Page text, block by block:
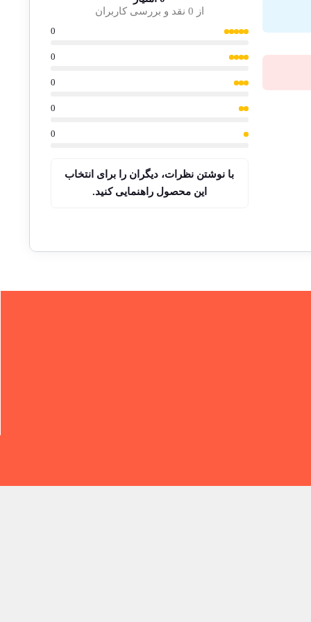
از 0 نقد و بررسی کاربران
0
0
0
0
0
با نوشتن نظرات، دیگران را برای انتخاب
این محصول راهنمایی کنید.